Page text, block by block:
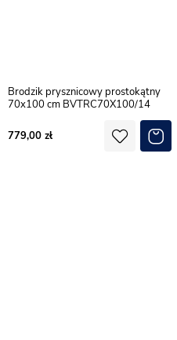
Brodzik prysznicowy prostokątny
70x100 cm BVTRC70X100/14
779,00